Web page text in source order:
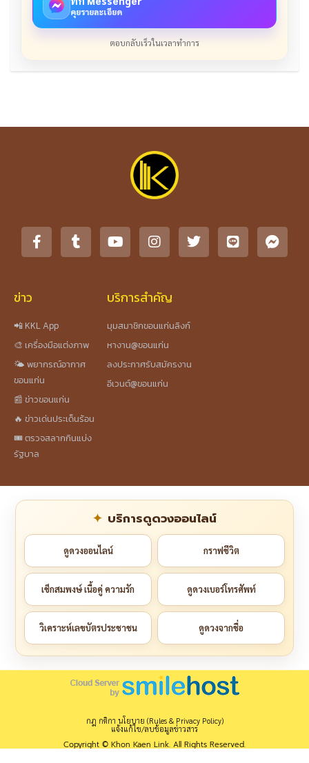
คุยรายละเอียด
ตอบกลับเร็วในเวลาทำการ
ข่าว
📲 KKL App
🎨 เครื่องมือแต่งภาพ
🌤️ พยากรณ์อากาศ
ขอนแก่น
📰 ข่าวขอนแก่น
🔥 ข่าวเด่นประเด็นร้อน
🎟️ ตรวจสลากกินแบ่ง
รัฐบาล
บริการสำคัญ
มุมสมาชิกขอนแก่นลิงก์
หางาน@ขอนแก่น
ลงประกาศรับสมัครงาน
อีเวนต์@ขอนแก่น
บริการดูดวงออนไลน์
ดูดวงออนไลน์ กราฟชีวิต
เช็กสมพงษ์ เนื้อคู่ ความรัก ดูดวงเบอร์โทรศัพท์
วิเคราะห์เลขบัตรประชาชน ดูดวงจากชื่อ
กฎ กติกา นโยบาย (Rules & Privacy Policy)
แจ้งแก้ไข/ลบข้อมูลข่าวสาร
Copyright © Khon Kaen Link. All Rights Reserved.